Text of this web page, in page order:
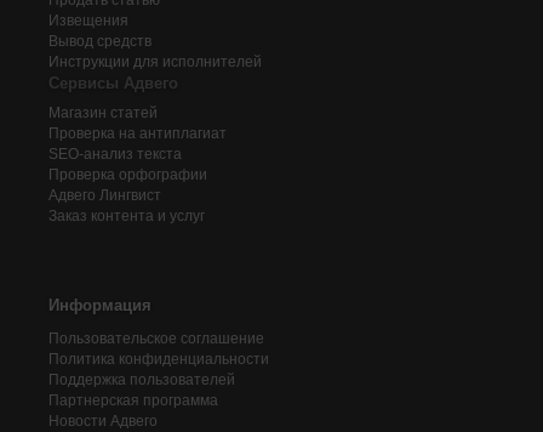
Извещения
Вывод средств
Инструкции для исполнителей
Сервисы Адвего
Магазин статей
Проверка на антиплагиат
SEO-анализ текста
Проверка орфографии
Адвего Лингвист
Заказ контента и услуг
Информация
Пользовательское соглашение
Политика конфиденциальности
Поддержка пользователей
Партнерская программа
Новости Адвего